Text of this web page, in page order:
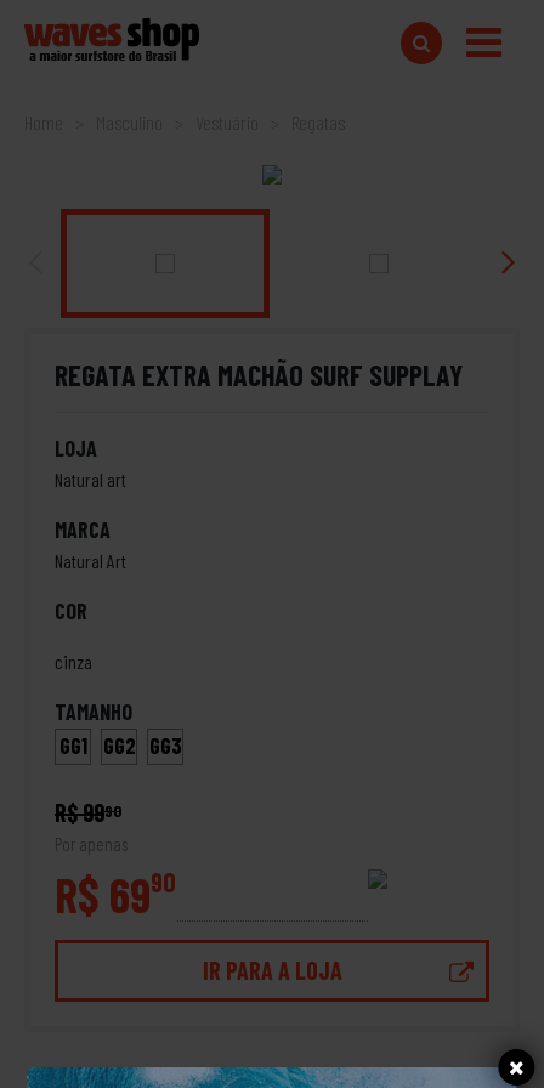
Home
REGATA EXTRA MACHÃO SURF SUPPLAY
LOJA
Natural art
MARCA
Natural Art
COR
cinza
TAMANHO
GG1
GG2 GG3
R$ 9990
Por apenas
R$ 6990
IR PARA A LOJA